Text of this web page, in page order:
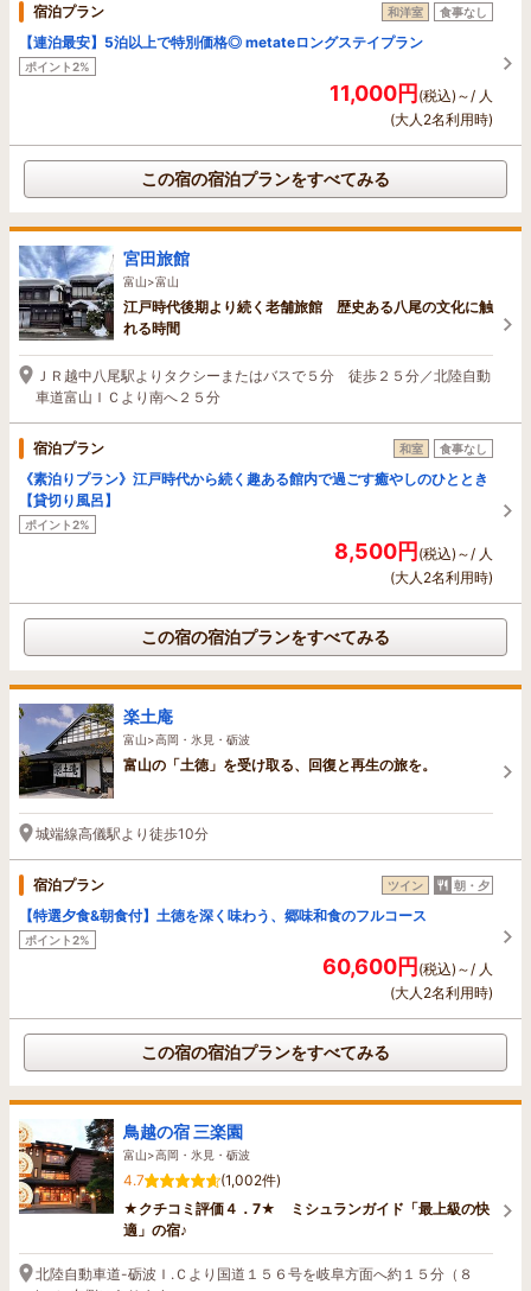
宿泊プラン 和洋室 食事なし
【連泊最安】5泊以上で特別価格◎ metateロングステイプラン
ポイント2%
11,000円(税込)～/ 人
(大人2名利用時)
この宿の宿泊プランをすべてみる
宮田旅館
富山>富山
江戸時代後期より続く老舗旅館 歴史ある八尾の文化に触
れる時間
ＪＲ越中八尾駅よりタクシーまたはバスで５分 徒歩２５分／北陸自動
車道富山ＩＣより南へ２５分
宿泊プラン 和室 食事なし
《素泊りプラン》江戸時代から続く趣ある館内で過ごす癒やしのひととき
【貸切り風呂】
ポイント2%
8,500円(税込)～/ 人
(大人2名利用時)
この宿の宿泊プランをすべてみる
楽土庵
富山>高岡・氷見・砺波
富山の「土徳」を受け取る、回復と再生の旅を。
城端線高儀駅より徒歩10分
宿泊プラン ツイン 朝・夕
【特選夕食&朝食付】土徳を深く味わう、郷味和食のフルコース
ポイント2%
60,600円(税込)～/ 人
(大人2名利用時)
この宿の宿泊プランをすべてみる
鳥越の宿 三楽園
富山>高岡・氷見・砺波
4.7
(1,002件)
★クチコミ評価４．7★ ミシュランガイド「最上級の快
適」の宿♪
北陸自動車道-砺波Ｉ.Ｃより国道１５６号を岐阜方面へ約１５分（８